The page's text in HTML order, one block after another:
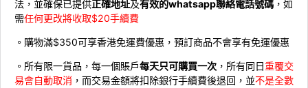
法，並確保已提供正確地址及有效的whatsapp聯絡電話號碼 ，如
需任何更改將收取$20手續費
。購物滿$350可享香港免運費優惠，預訂商品不會享有免運優惠
。所有限一貨品，每一個賬戶每天只可購買一次 ，所有同日重覆交
易會自動取消 ，而交易金額將扣除銀行手續費後退回，並不是全數